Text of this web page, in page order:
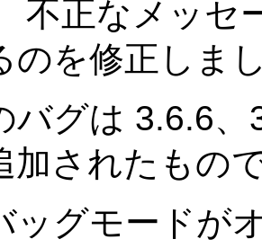
不正なメッセ
のを修正しま
バグは 3.6.6
加されたもの
ッグモードが